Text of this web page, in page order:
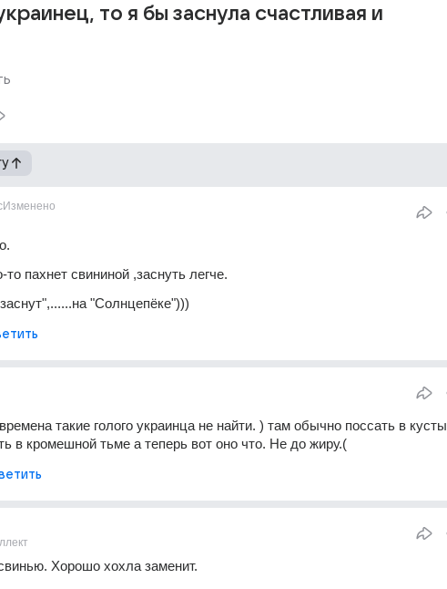
то я бы заснула счастливая и
Изменено
то пахнет свининой ,заснуть легче.
"Солнцепёке")))
такие голого украинца не найти. ) там обычно поссать в кусты
в кромешной тьме а теперь вот оно что. Не до жиру.(
Хорошо хохла заменит.